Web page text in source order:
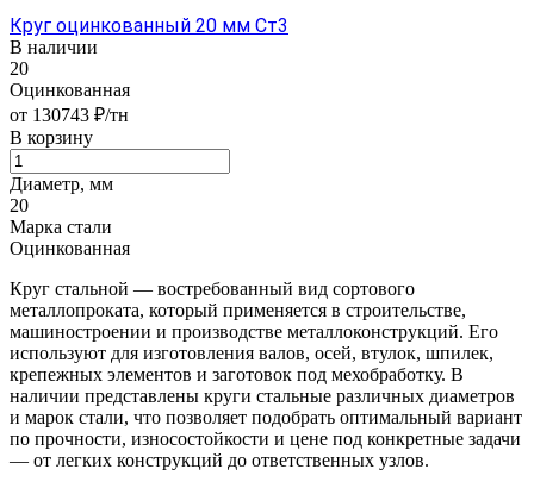
Круг оцинкованный 20 мм Ст3
В наличии
20
Оцинкованная
от 130743 ₽/тн
В корзину
Диаметр, мм
20
Марка стали
Оцинкованная
Круг стальной — востребованный вид сортового
металлопроката, который применяется в строительстве,
машиностроении и производстве металлоконструкций. Его
используют для изготовления валов, осей, втулок, шпилек,
крепежных элементов и заготовок под мехобработку. В
наличии представлены круги стальные различных диаметров
и марок стали, что позволяет подобрать оптимальный вариант
по прочности, износостойкости и цене под конкретные задачи
— от легких конструкций до ответственных узлов.